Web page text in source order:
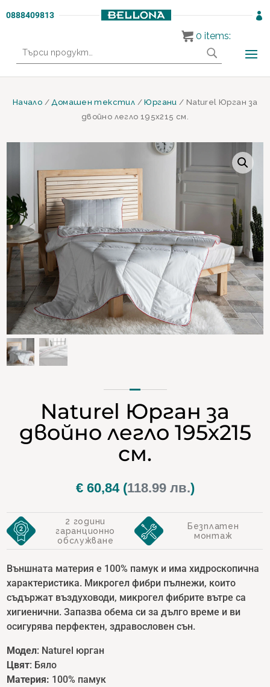
0888409813 
за:
Начало /Домашен текстил /Юргани / Naturel Юрган за
двойно легло 195х215 см.
Naturel Юрган за
двойно легло 195х215
см.
€60,84(118.99 лв.)
2 години
гаранционно
обслужване
Безплатен
монтаж
Външната материя е 100% памук и има хидроскопична
характеристика. Микрогел фибри пълнежи, които
съдържат въздуховоди, микрогел фибрите вътре са
хигиенични. Запазва обема си за дълго време и ви
осигурява перфектен, здравословен сън.
Модел: Naturel юрган
Цвят: Бяло
Материя: 100% памук
0 items: